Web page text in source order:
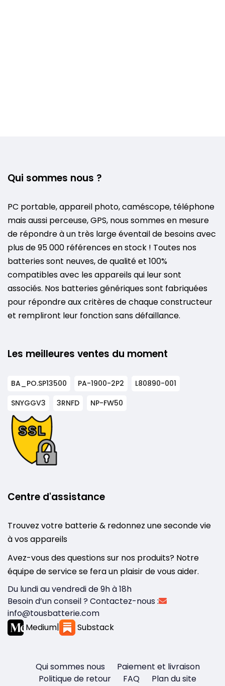
Qui sommes nous ?
PC portable, appareil photo, caméscope, téléphone
mais aussi perceuse, GPS, nous sommes en mesure
de répondre à un très large éventail de besoins avec
plus de 95 000 références en stock ! Toutes nos
batteries sont neuves, de qualité et 100%
compatibles avec les appareils qui leur sont
associés. Nos batteries génériques sont fabriquées
pour répondre aux critères de chaque constructeur
et rempliront leur fonction sans défaillance.
Les meilleures ventes du moment
BA_PO.SP13500 PA-1900-2P2
L80890-001
SNYGGV3
3RNFD NP-FW50
Centre d'assistance
Trouvez votre batterie & redonnez une seconde vie
à vos appareils
Avez-vous des questions sur nos produits? Notre
équipe de service se fera un plaisir de vous aider.
Du lundi au vendredi de 9h à 18h
Besoin d’un conseil ? Contactez-nous :
info@tousbatterie.com
Medium| Substack
Qui sommes nous
Paiement et livraison
Politique de retour
FAQ
Plan du site